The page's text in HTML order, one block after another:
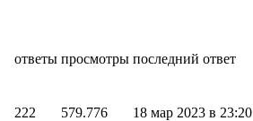
ответы просмотры последний ответ
222 579.776 18 мар 2023 в 23:20